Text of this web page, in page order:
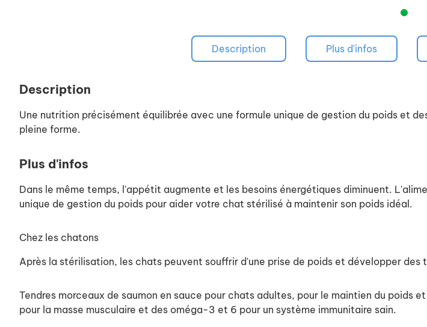
Description Plus d'infos
Description
Une nutrition précisément équilibrée avec une formule unique de gestion du poids et
pleine forme.
Plus d'infos
Dans le même temps, l'appétit augmente et les besoins énergétiques diminuent.
unique de gestion du poids pour aider votre chat stérilisé à maintenir son poids idéal.
Chez les chatons
Après la stérilisation, les chats peuvent souffrir d'une prise de poids et développer des
Tendres morceaux de saumon en sauce pour chats adultes, pour le maintien du
pour la masse musculaire et des oméga-3 et 6 pour un système immunitaire sain.